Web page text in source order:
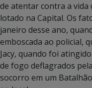
de atentar contra a vida
lotado na Capital. Os
janeiro desse ano,
emboscada ao policial,
Jacy, quando foi
de fogo deflagrados
socorro em um